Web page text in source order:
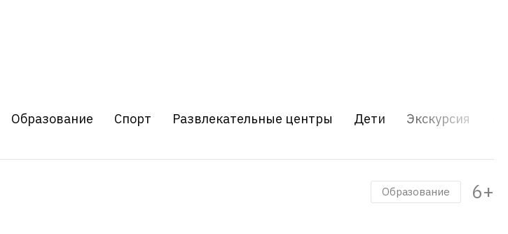
Образование Спорт Развлекательные центры Дети Экскурсия
Образование 6+